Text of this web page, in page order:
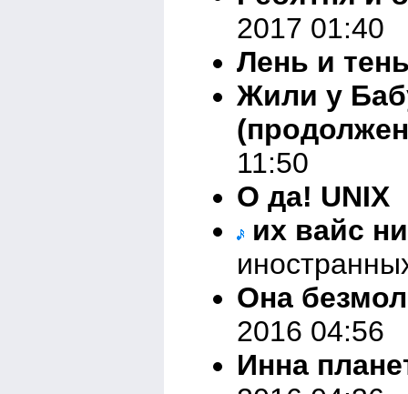
2017 01:40
Лень и
Жили у
11:50
О да! UNIX
их вайс
Она
2016 04:56
Инна